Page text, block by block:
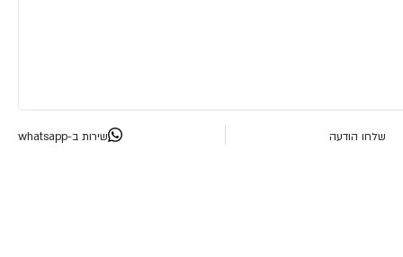
שלחו הודעה שירות ב-whatsapp